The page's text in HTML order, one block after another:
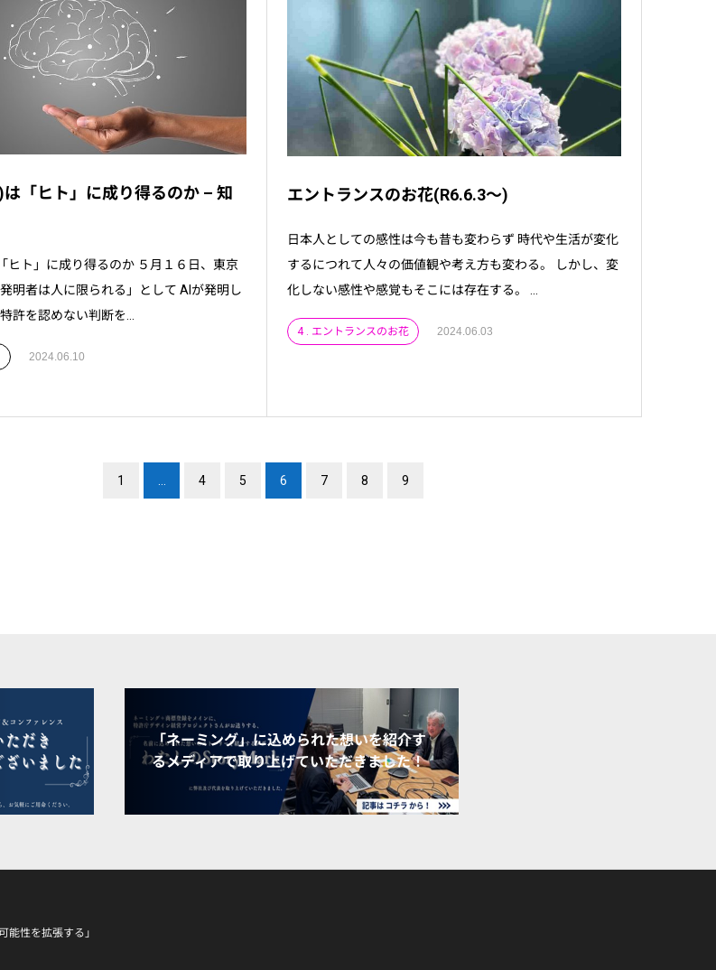
「ヒト」に成り得るのか – 知
ヒト」に成り得るのか ５月１６日、東京
明者は人に限られる」として AIが発明し
許を認めない判断を...
2024.06.10
エントランスのお花(R6.6.3～)
日本人としての感性は今も昔も変わらず 時代や生活が変化
するにつれて人々の価値観や考え方も変わる。 しかし、変
化しない感性や感覚もそこには存在する。 ...
4 . エントランスのお花 2024.06.03
1 4 5 6 7 8 9
「ネーミング」に込められた想いを紹介す
るメディアで取り上げていただきました！
能性を拡張する」